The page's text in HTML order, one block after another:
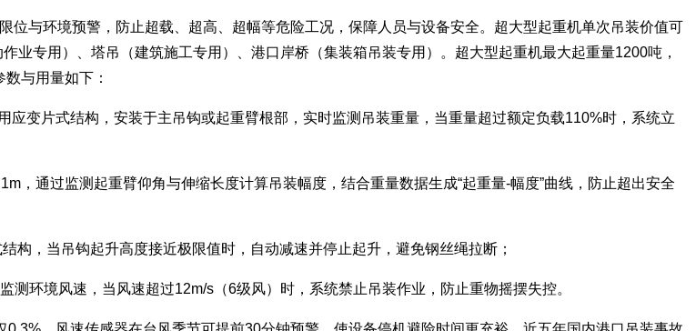
位与环境预警，防止超载、超高、超幅等危险工况，保障人员与设备安全。超大型起重机单次吊装价值可
业专用）、塔吊（建筑施工专用）、港口岸桥（集装箱吊装专用）。超大型起重机最大起重量1200吨，
与用量如下：
变片式结构，安装于主吊钩或起重臂根部，实时监测吊装重量，当重量超过额定负载110%时，系统立
，通过监测起重臂仰角与伸缩长度计算吊装幅度，结合重量数据生成“起重量-幅度”曲线，防止超出安全
构，当吊钩起升高度接近极限值时，自动减速并停止起升，避免钢丝绳拉断；
环境风速，当风速超过12m/s（6级风）时，系统禁止吊装作业，防止重物摇摆失控。